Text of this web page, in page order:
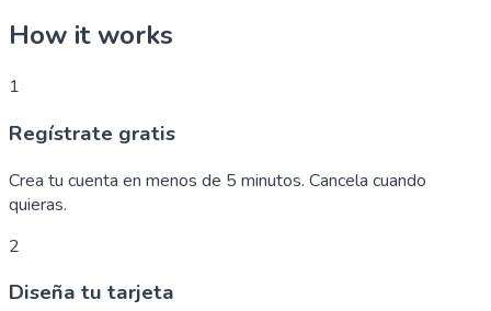
How it works
1
Regístrate gratis
Crea tu cuenta en menos de 5 minutos. Cancela cuando
quieras.
2
Diseña tu tarjeta